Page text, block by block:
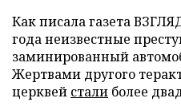
Как писала газета
года неизвестные
заминированный
Жертвами другого
церквей стали более